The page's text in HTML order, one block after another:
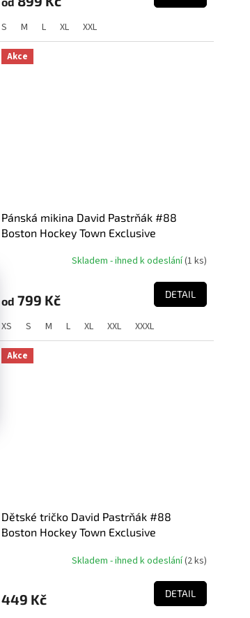
je
z
5
hvězdiček.
S M L XL XXL
Akce
Pánská mikina David Pastrňák #88
Boston Hockey Town Exclusive
Skladem - ihned k odeslání(1 ks)
od 799 Kč DETAIL
XS S M L XL XXL XXXL
Akce
Dětské tričko David Pastrňák #88
Boston Hockey Town Exclusive
Skladem - ihned k odeslání(2 ks)
449 Kč DETAIL